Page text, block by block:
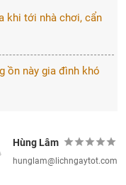
khi tới nhà chơi, cẩn
ồn này gia đình khó
Hùng Lâm
hunglam@lichngaytot.com